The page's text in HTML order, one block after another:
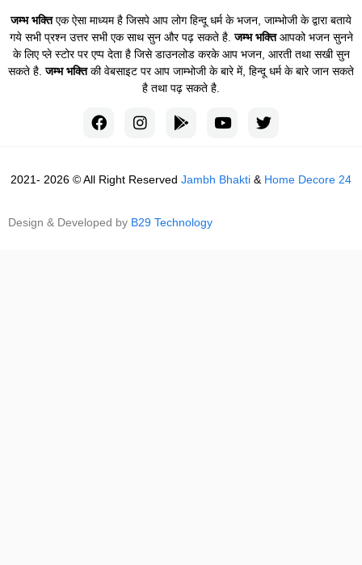
जम्भ भक्तिएक ऐसा माध्यम है जिसपे आप लोग हिन्दू धर्म के भजन, जाम्भोजी के द्वारा बताये
गये सभी प्रश्न उत्तर सभी एक साथ सुन और पढ़ सकते है.जम्भ भक्तिआपको भजन सुनने
के लिए प्ले स्टोर पर एप्प देता है जिसे डाउनलोड करके आप भजन, आरती तथा सखी सुन
सकते है.जम्भ भक्तिकी वेबसाइट पर आप जाम्भोजी के बारे में, हिन्दू धर्म के बारे जान सकते
है तथा पढ़ सकते है.
2021- 2026 © All Right Reserved Jambh Bhakti & Home Decore 24
Design & Developed by B29 Technology